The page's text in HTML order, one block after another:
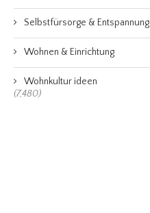
Selbstfürsorge & Entspannung
Wohnen & Einrichtung
Wohnkultur ideen
(7,480)